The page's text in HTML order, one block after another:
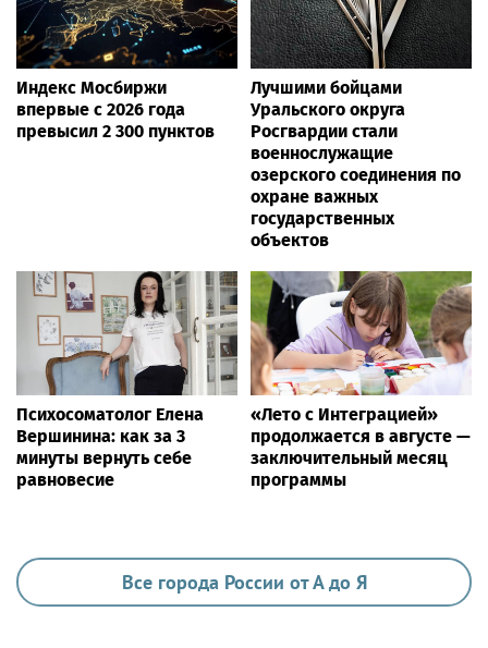
Новости России
VIP
Радио ЭНЕРДЖИ (NRG) собирает команду
Ria.city